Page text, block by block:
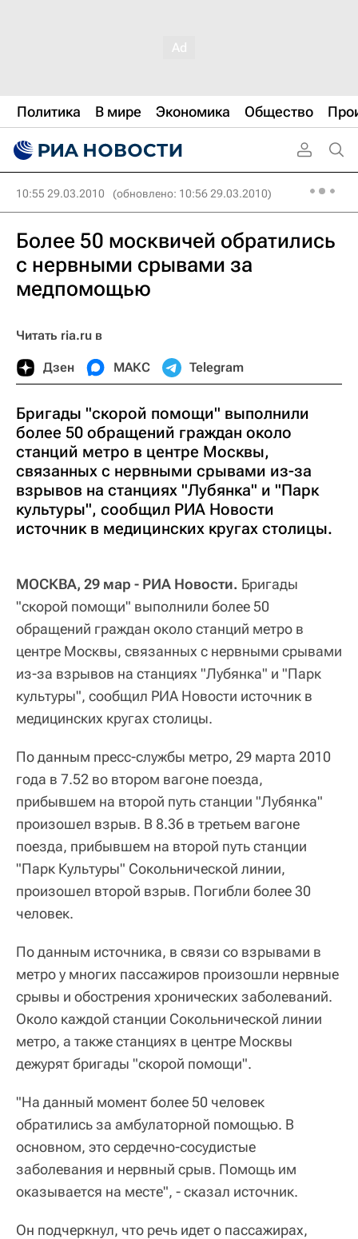
Политика В мире Экономика Общество
10:55 29.03.2010 (обновлено: 10:56 29.03.2010)
Более 50 москвичей обратились
с нервными срывами за
медпомощью
Читать ria.ru в
Дзен МАКС Telegram
Бригады "скорой помощи" выполнили
более 50 обращений граждан около
станций метро в центре Москвы,
связанных с нервными срывами из-за
взрывов на станциях "Лубянка" и "Парк
культуры", сообщил РИА Новости
источник в медицинских кругах столицы.
МОСКВА, 29 мар - РИА Новости. Бригады
"скорой помощи" выполнили более 50
обращений граждан около станций метро в
центре Москвы, связанных с нервными срывами
из-за взрывов на станциях "Лубянка" и "Парк
культуры", сообщил РИА Новости источник в
медицинских кругах столицы.
По данным пресс-службы метро, 29 марта 2010
года в 7.52 во втором вагоне поезда,
прибывшем на второй путь станции "Лубянка"
произошел взрыв. В 8.36 в третьем вагоне
поезда, прибывшем на второй путь станции
"Парк Культуры" Сокольнической линии,
произошел второй взрыв. Погибли более 30
человек.
По данным источника, в связи со взрывами в
метро у многих пассажиров произошли нервные
срывы и обострения хронических заболеваний.
Около каждой станции Сокольнической линии
метро, а также станциях в центре Москвы
дежурят бригады "скорой помощи".
"На данный момент более 50 человек
обратились за амбулаторной помощью. В
основном, это сердечно-сосудистые
заболевания и нервный срыв. Помощь им
оказывается на месте", - сказал источник.
Он подчеркнул, что речь идет о пассажирах,